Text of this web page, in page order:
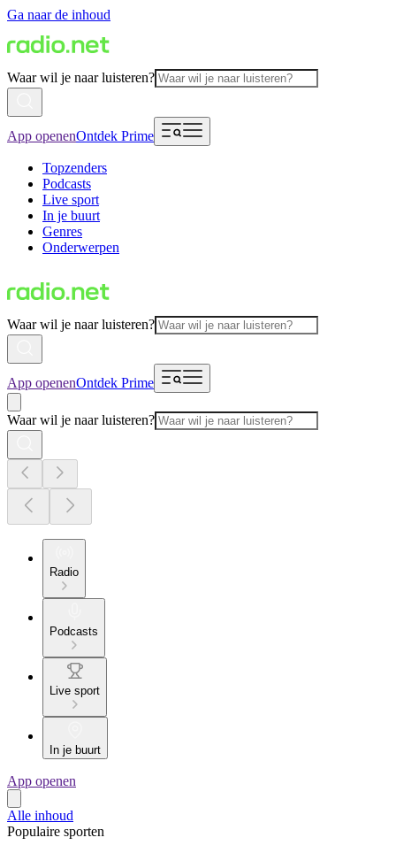
Ga naar de inhoud
Waar wil je naar luisteren?
App openenOntdek Prime
Topzenders
Podcasts
Live sport
In je buurt
Genres
Onderwerpen
Waar wil je naar luisteren?
App openenOntdek Prime
Waar wil je naar luisteren?
Radio
Podcasts
Live sport
In je buurt
App openen
Alle inhoud
Populaire sporten